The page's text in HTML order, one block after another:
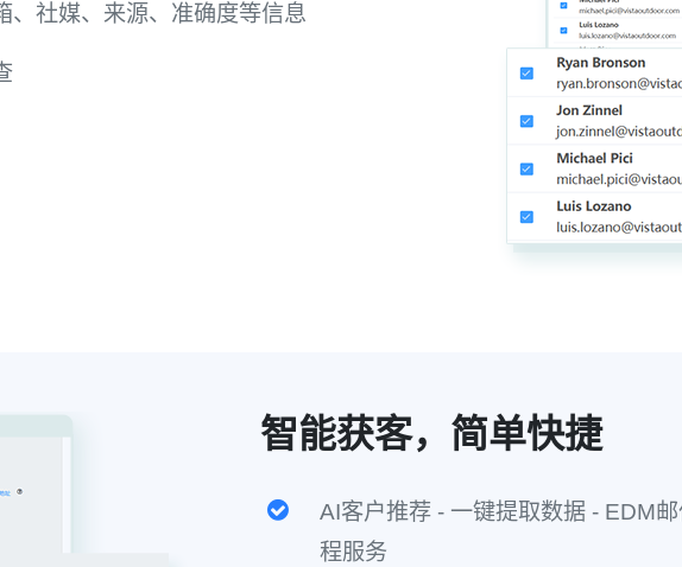
、社媒、来源、准确度等信息
智能获客，简单快捷
AI客户推荐 - 一键提取数据 - EDM
程服务